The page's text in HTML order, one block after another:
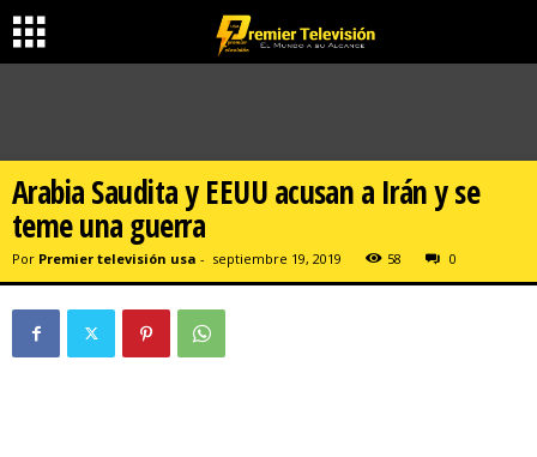
Arabia Saudita y EEUU acusan a Irán y se
teme una guerra
Por Premier televisión usa - septiembre 19, 2019 58 0